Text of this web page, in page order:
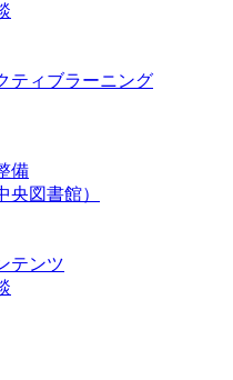
ティブラーニング
備
央図書館）
テンツ